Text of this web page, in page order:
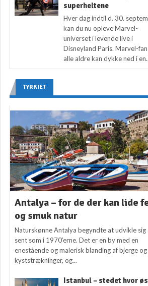
superheltene
Hver dag indtil d. 30.
kan du nu opleve Marvel-
universet i levende live i
Disneyland Paris. Marvel-
alle aldre kan dykke ned i
TYRKIET
Antalya – for de der kan lide
og smuk natur
Naturskønne Antalya begyndte at udvikle sig
sent som i 1970’erne. Det er en by med en
enestående og malerisk blanding af bjerge og
kyststrækninger, og...
Istanbul – stedet hvor